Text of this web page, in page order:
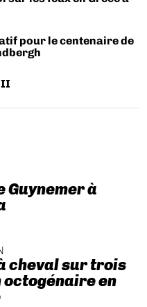
pour le centenaire de
II
Guynemer à
cheval sur trois
en